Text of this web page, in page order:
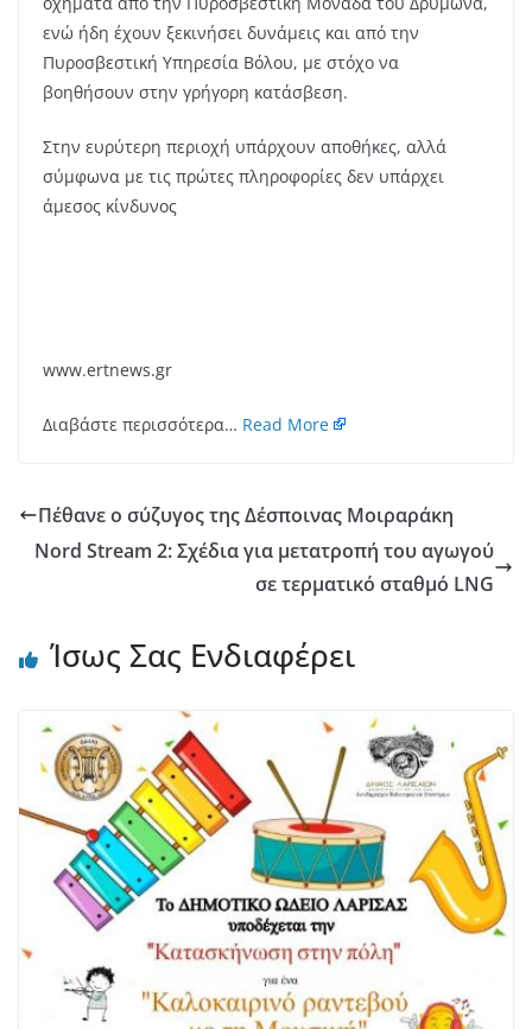
ενώ ήδη έχουν ξεκινήσει δυνάμεις και από την
Πυροσβεστική Υπηρεσία Βόλου, με στόχο να
βοηθήσουν στην γρήγορη κατάσβεση.
Στην ευρύτερη περιοχή υπάρχουν αποθήκες, αλλά
σύμφωνα με τις πρώτες πληροφορίες δεν υπάρχει
άμεσος κίνδυνος
www.ertnews.gr
Διαβάστε περισσότερα… Read More
Πέθανε ο σύζυγος της Δέσποινας Μοιραράκη
Nord Stream 2: Σχέδια για μετατροπή του αγωγού
σε τερματικό σταθμό LNG
Ίσως Σας Ενδιαφέρει